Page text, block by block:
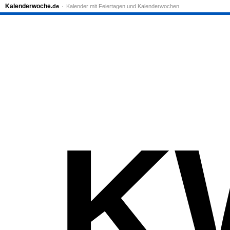
Kalenderwoche.de Kalender mit Feiertagen und Kalenderwochen